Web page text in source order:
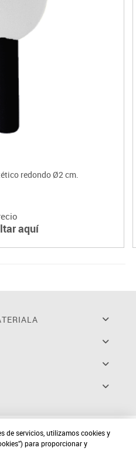
redondo Ø2 cm.
aquí
de servicios, utilizamos cookies y
para proporcionar y